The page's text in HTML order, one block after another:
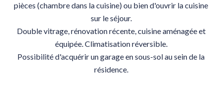
pièces (chambre dans la cuisine) ou bien d'ouvrir la cuisine
sur le séjour.
Double vitrage, rénovation récente, cuisine aménagée et
équipée. Climatisation réversible.
Possibilité d'acquérir un garage en sous-sol au sein de la
résidence.